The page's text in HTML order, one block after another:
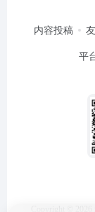
内容投稿
平